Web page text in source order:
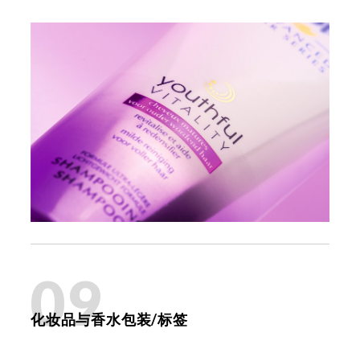
09
化妆品与香水包装/标签